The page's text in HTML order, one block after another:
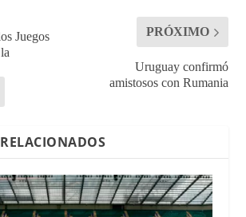
Juegos
PRÓXIMO
Uruguay confirmó
amistosos con Rumania